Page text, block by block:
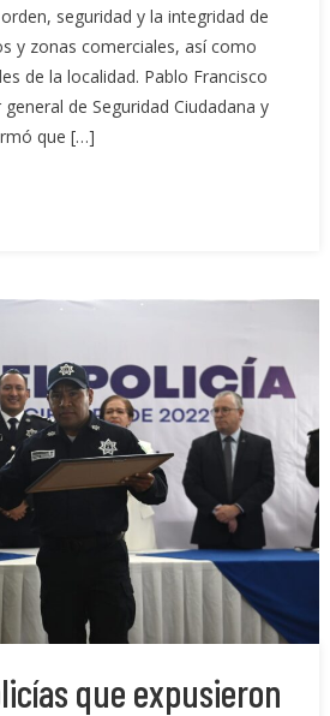
seguridad y la integridad de
y zonas comerciales, así como
de la localidad. Pablo Francisco
de Seguridad Ciudadana y
que […]
que expusieron